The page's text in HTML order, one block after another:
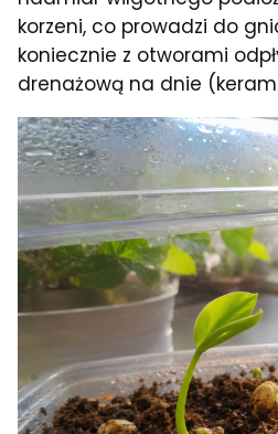
korzeni, co prowadzi do
koniecznie z otworami
drenażową na dnie